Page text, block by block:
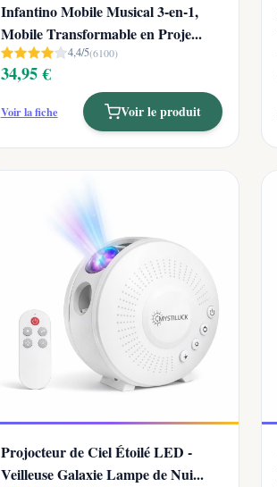
Infantino Mobile Musical 3-en-1,
Mobile Transformable en Proje...
4,4/5(6100)
34,95 €
Voir la fiche Voir le produit
Projocteur de Ciel Étoilé LED -
Veilleuse Galaxie Lampe de Nui...